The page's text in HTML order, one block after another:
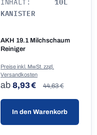
AKH 19.1 Milchschaum
Reiniger
INHALT:
KANISTER
Regulärer Preis:
ab 8,93 € Regulärer Preis:
44,63 €
Preise inkl. MwSt. zzgl.
Versandkosten
In den Warenkorb